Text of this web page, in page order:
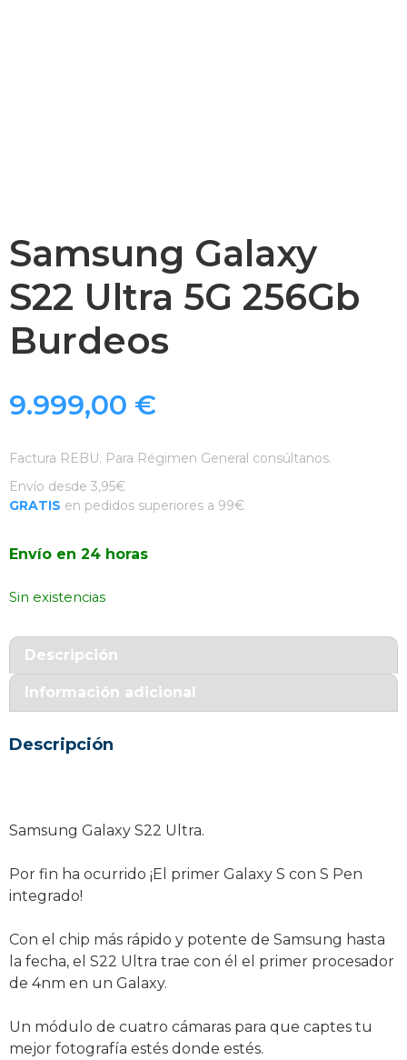
Samsung Galaxy
S22 Ultra 5G 256Gb
Burdeos
9.999,00 €
Factura REBU. Para Régimen General consúltanos.
Envío desde 3,95€
GRATIS en pedidos superiores a 99€
Envío en 24 horas
Sin existencias
Descripción
Información adicional
Descripción
Samsung Galaxy S22 Ultra.
Por fin ha ocurrido ¡El primer Galaxy S con S Pen
integrado!
Con el chip más rápido y potente de Samsung hasta
la fecha, el S22 Ultra trae con él el primer procesador
de 4nm en un Galaxy.
Un módulo de cuatro cámaras para que captes tu
mejor fotografía estés donde estés.